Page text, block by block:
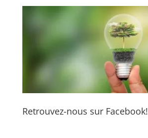
Retrouvez-nous sur Facebook!